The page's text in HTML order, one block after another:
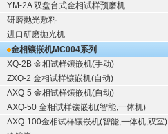
YM-2A 双盘台式金相试样预磨机
研磨抛光敷料
进口研磨抛光机
金相镶嵌机MC004系列
XQ-2B 金相试样镶嵌机(手动)
ZXQ-2 金相试样镶嵌机(自动)
AXQ-5 金相试样镶嵌机(自动)
AXQ-50 金相试样镶嵌机(智能,一体机)
AXQ-100金相试样镶嵌机(智能,一体机,双室)